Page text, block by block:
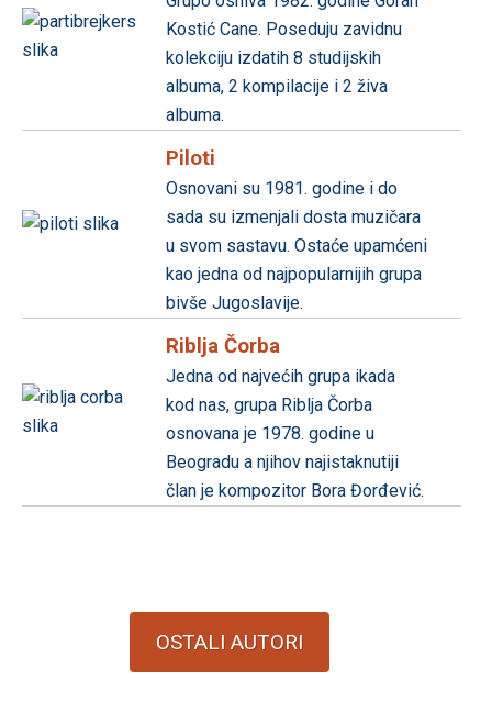
Kostić Cane. Poseduju zavidnu
kolekciju izdatih 8 studijskih
albuma, 2 kompilacije i 2 živa
albuma.
Piloti
Osnovani su 1981. godine i do
sada su izmenjali dosta muzičara
u svom sastavu. Ostaće upamćeni
kao jedna od najpopularnijih grupa
bivše Jugoslavije.
Riblja Čorba
Jedna od najvećih grupa ikada
kod nas, grupa Riblja Čorba
osnovana je 1978. godine u
Beogradu a njihov najistaknutiji
član je kompozitor Bora Đorđević.
OSTALI AUTORI